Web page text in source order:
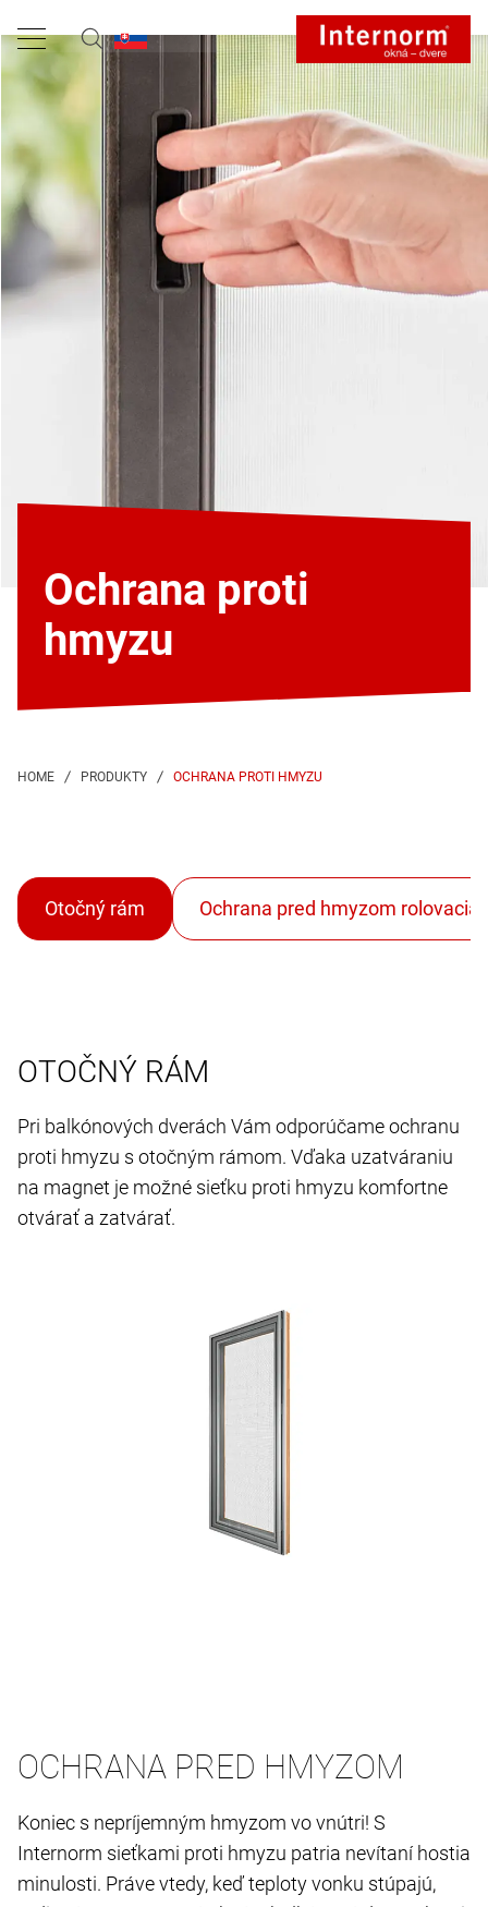
Ochrana proti
hmyzu
OCHRANA PROTI HMYZU
OTOČNÝ RÁM
Pri balkónových dverách Vám odporúčame ochranu
proti hmyzu s otočným rámom. Vďaka uzatváraniu
na magnet je možné sieťku proti hmyzu komfortne
otvárať a zatvárať.
OCHRANA PRED HMYZOM
Koniec s nepríjemným hmyzom vo vnútri! S
Internorm sieťkami proti hmyzu patria nevítaní hostia
minulosti. Práve vtedy, keď teploty vonku stúpajú,